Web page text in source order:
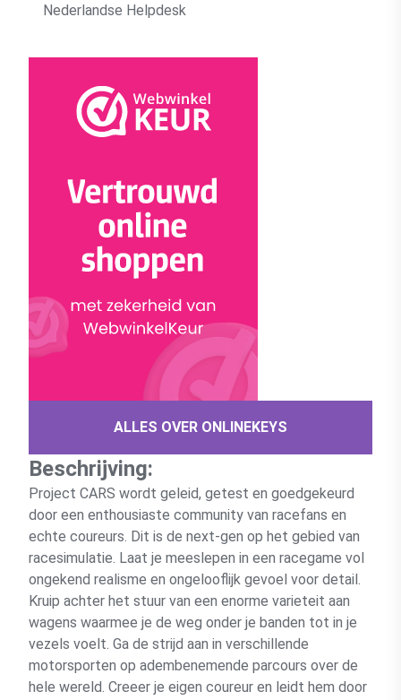
Nederlandse Helpdesk
ALLES OVER ONLINEKEYS
Beschrijving:
Project CARS wordt geleid, getest en goedgekeurd
door een enthousiaste community van racefans en
echte coureurs. Dit is de next-gen op het gebied van
racesimulatie. Laat je meeslepen in een racegame vol
ongekend realisme en ongelooflijk gevoel voor detail.
Kruip achter het stuur van een enorme varieteit aan
wagens waarmee je de weg onder je banden tot in je
vezels voelt. Ga de strijd aan in verschillende
motorsporten op adembenemende parcours over de
hele wereld. Creeer je eigen coureur en leidt hem door